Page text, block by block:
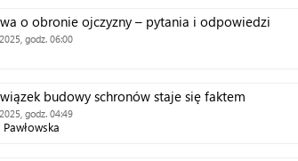
o obronie ojczyzny – pytania i odpowiedzi
godz. 06:00
budowy schronów staje się faktem
godz. 04:49